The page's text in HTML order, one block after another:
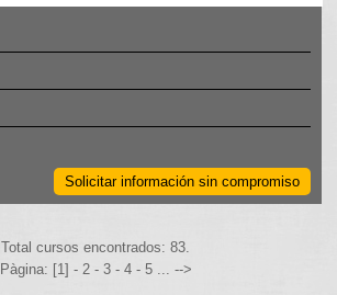
Solicitar información sin compromiso
Total cursos encontrados: 83.
Pàgina: [1] - 2- 3- 4- 5... -->